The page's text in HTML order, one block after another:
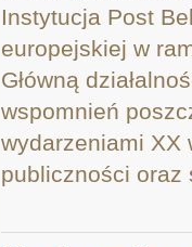
Instytucja Post
europejskiej w
Główną
wspomnień
wydarzeniami XX
publiczności oraz